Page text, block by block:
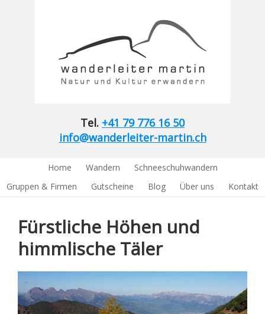
Tel. +41 79 776 16 50
info@wanderleiter-martin.ch
Home Wandern
Schneeschuhwandern
Gruppen & Firmen
Gutscheine Blog Über uns Kontakt
Fürstliche Höhen und
himmlische Täler